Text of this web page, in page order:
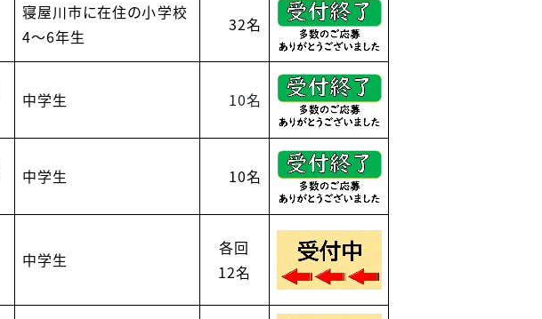
寝屋川市に在住の小学校
4～6年生
32名
中学生 10名
中学生 10名
中学生
各回
12名